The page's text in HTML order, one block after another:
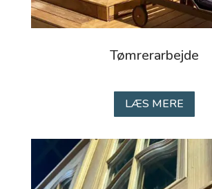
Tømrerarbejde
LÆS MERE